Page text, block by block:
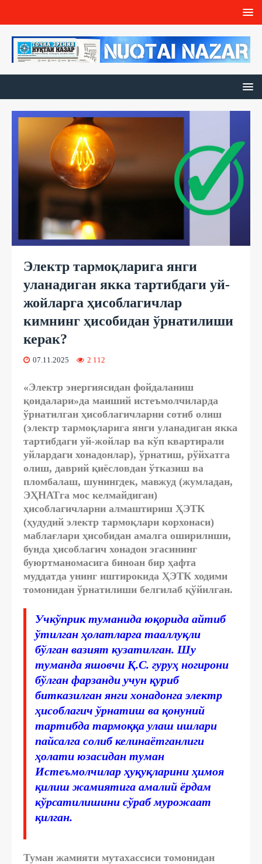
Электр тармоқларига янги
уланадиган якка тартибдаги уй-
жойларга ҳисоблагичлар
кимнинг ҳисобидан ўрнатилиши
керак?
07.11.2025 2 112
«Электр энергиясидан фойдаланиш
қоидалари»да маиший истеъмолчиларда
ўрнатилган ҳисоблагичларни сотиб олиш
(электр тармоқларига янги уланадиган якка
тартибдаги уй-жойлар ва кўп квартирали
уйлардаги хонадонлар), ўрнатиш, рўйхатга
олиш, даврий қиёсловдан ўтказиш ва
пломбалаш, шунингдек, мавжуд (жумладан,
ЭҲНАТга мос келмайдиган)
ҳисоблагичларни алмаштириш ҲЭТК
(ҳудудий электр тармоқлари корхонаси)
маблағлари ҳисобидан амалга оширилиши,
бунда ҳисоблагич хонадон эгасининг
буюртманомасига биноан бир ҳафта
муддатда унинг иштирокида ҲЭТК ходими
томонидан ўрнатилиши белгилаб қўйилган.
Учкўприк туманида юқорида айтиб
ўтилган ҳолатларга тааллуқли
бўлган вазият кузатилган. Шу
туманда яшовчи Қ.С. гуруҳ ногирони
бўлган фарзанди учун қуриб
битказилган янги хонадонга электр
ҳисоблагич ўрнатиш ва қонуний
тартибда тармоққа улаш ишлари
пайсалга солиб келинаётганлиги
ҳолати юзасидан туман
Истеъмолчилар ҳуқуқларини ҳимоя
қилиш жамиятига амалий ёрдам
кўрсатилишини сўраб мурожаат
қилган.
Туман жамияти мутахассиси томонидан